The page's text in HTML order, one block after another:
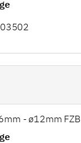
- ø12mm FZB